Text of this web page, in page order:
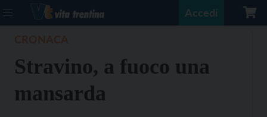
Accedi
Stravino, a fuoco una
mansarda